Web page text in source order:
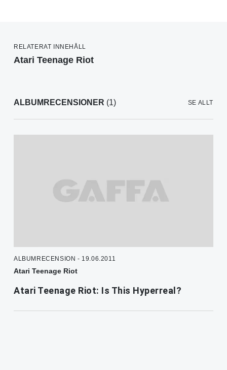
RELATERAT INNEHÅLL
Atari Teenage Riot
ALBUMRECENSIONER (1) SE ALLT
ALBUMRECENSION - 19.06.2011
Atari Teenage Riot
Atari Teenage Riot: Is This Hyperreal?